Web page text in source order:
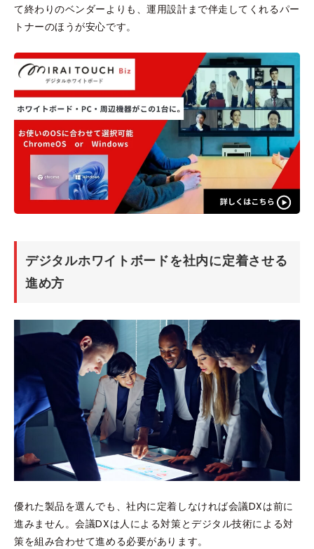
て終わりのベンダーよりも、運用設計まで伴走してくれるパー
トナーのほうが安心です。
デジタルホワイトボードを社内に定着させる
進め方
優れた製品を選んでも、社内に定着しなければ会議DXは前に
進みません。会議DXは人による対策とデジタル技術による対
策を組み合わせて進める必要があります。